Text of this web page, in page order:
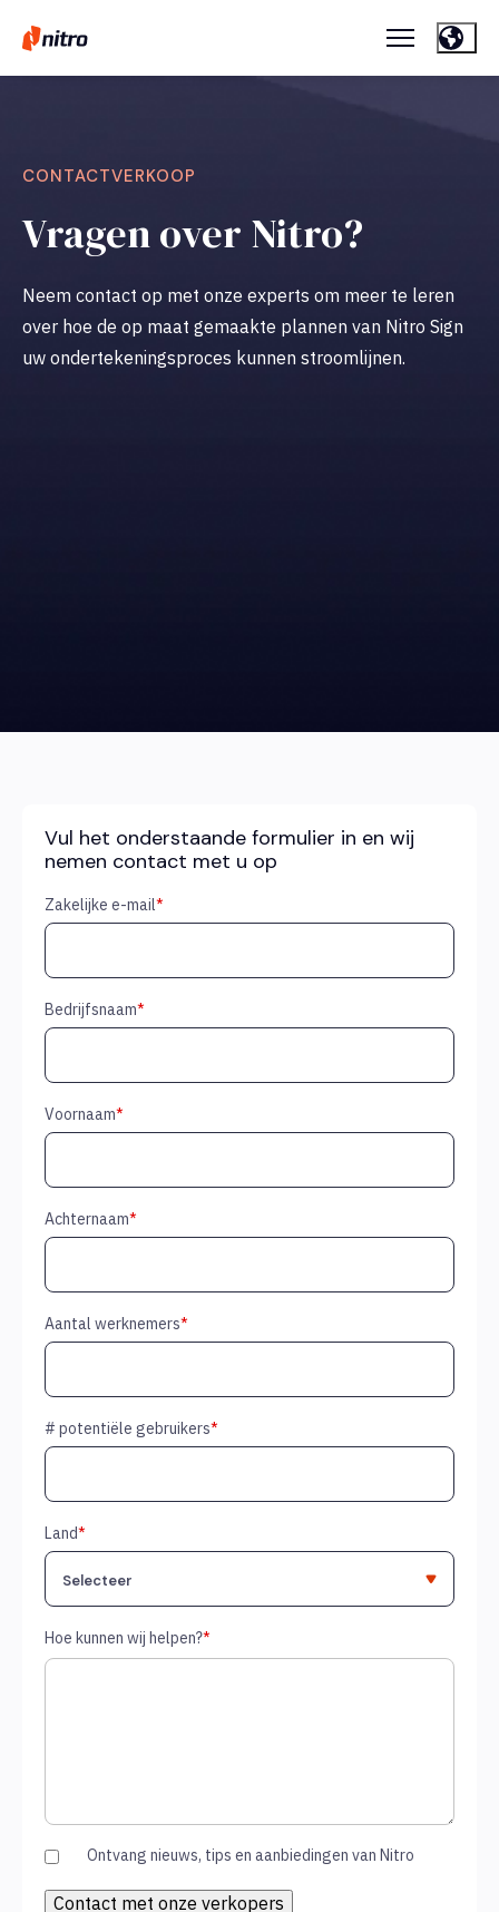
CONTACTVERKOOP
Vragen over Nitro?
Neem contact op met onze experts om meer te leren
over hoe de op maat gemaakte plannen van Nitro Sign
uw ondertekeningsproces kunnen stroomlijnen.
Vul het onderstaande formulier in en wij
nemen contact met u op
Zakelijke e-mail*
Bedrijfsnaam*
Voornaam*
Achternaam*
Aantal werknemers*
# potentiële gebruikers*
Land*
Hoe kunnen wij helpen?*
Ontvang nieuws, tips en aanbiedingen van Nitro